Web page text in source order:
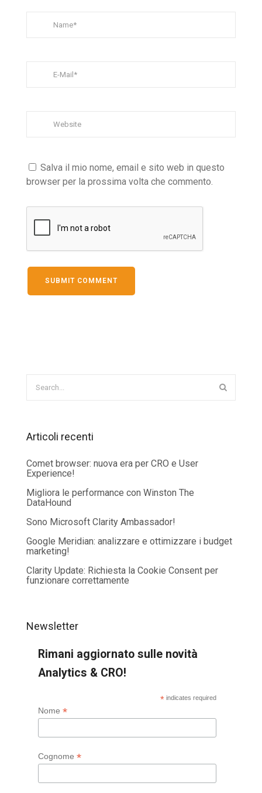
Salva il mio nome, email e sito web in questo
browser per la prossima volta che commento.
Articoli recenti
Comet browser: nuova era per CRO e User
Experience!
Migliora le performance con Winston The
DataHound
Sono Microsoft Clarity Ambassador!
Google Meridian: analizzare e ottimizzare i budget
marketing!
Clarity Update: Richiesta la Cookie Consent per
funzionare correttamente
Newsletter
Rimani aggiornato sulle novità
Analytics & CRO!
* indicates required
Nome *
Cognome *